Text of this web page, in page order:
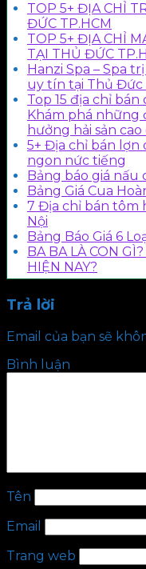
TOP 5+ ĐỊA CHỈ
ĐỨC TP.HCM
TOP 5+ ĐỊA CHỈ
TẠI THỦ ĐỨC
Hanzi Spa – Spa
uy tín tại Thủ Đức
Top 15 địa chỉ
Khám phá những
hưởng hải sản cao
5+ Địa chỉ bán lợn
ngon nức tiếng
Bảng báo giá nấu
Bảng Giá Cua
7 Địa chỉ bán tôm
Nội
Bảng Báo Giá 6
BA BA LÀ CON
HIỆN NAY?
Trả lời
Email của bạn sẽ
Bình luận
Tên
Email
Trang web